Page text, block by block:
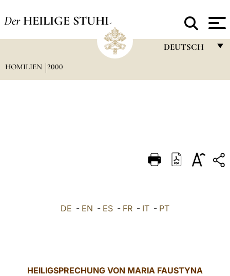
Der HEILIGE STUHL
DEUTSCH
DEUTSCH
العربيّة
HOMILIEN 2000
DE - EN - ES - FR - IT - PT
HEILIGSPRECHUNG VON MARIA FAUSTYNA